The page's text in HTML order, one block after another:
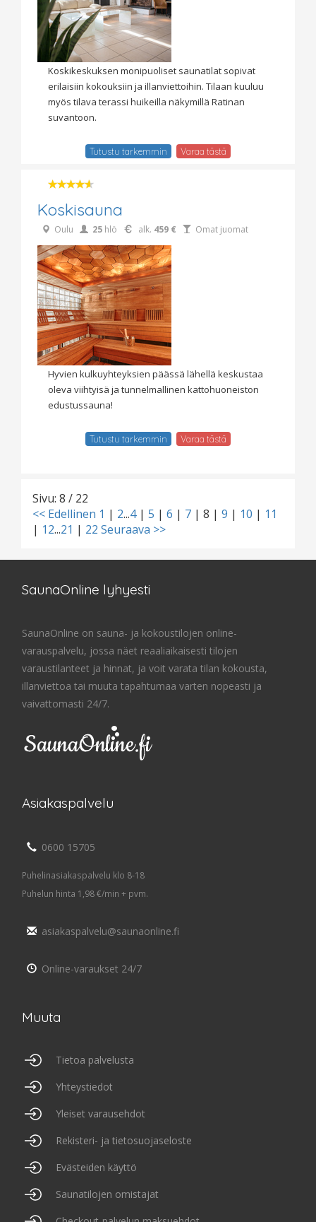
Koskikeskuksen monipuoliset saunatilat sopivat
erilaisiin kokouksiin ja illanviettoihin. Tilaan kuuluu
myös tilava terassi huikeilla näkymillä Ratinan
suvantoon.
Tutustu tarkemmin Varaa tästä
Koskisauna
Oulu 25 hlö alk. 459 € Omat juomat
Hyvien kulkuyhteyksien päässä lähellä keskustaa
oleva viihtyisä ja tunnelmallinen kattohuoneiston
edustussauna!
Tutustu tarkemmin Varaa tästä
Sivu: 8 / 22
<< Edellinen 1 | 2...4| 5 | 6 | 7 | 8 | 9 | 10 | 11
| 12...21 | 22 Seuraava >>
SaunaOnline lyhyesti
SaunaOnline on sauna- ja kokoustilojen online-
varauspalvelu, jossa näet reaaliaikaisesti tilojen
varaustilanteet ja hinnat, ja voit varata tilan kokousta,
illanviettoa tai muuta tapahtumaa varten nopeasti ja
vaivattomasti 24/7.
Asiakaspalvelu
0600 15705
Puhelinasiakaspalvelu klo 8-18
Puhelun hinta 1,98 €/min + pvm.
asiakaspalvelu@saunaonline.fi
Online-varaukset 24/7
Muuta
Tietoa palvelusta
Yhteystiedot
Yleiset varausehdot
Rekisteri- ja tietosuojaseloste
Evästeiden käyttö
Saunatilojen omistajat